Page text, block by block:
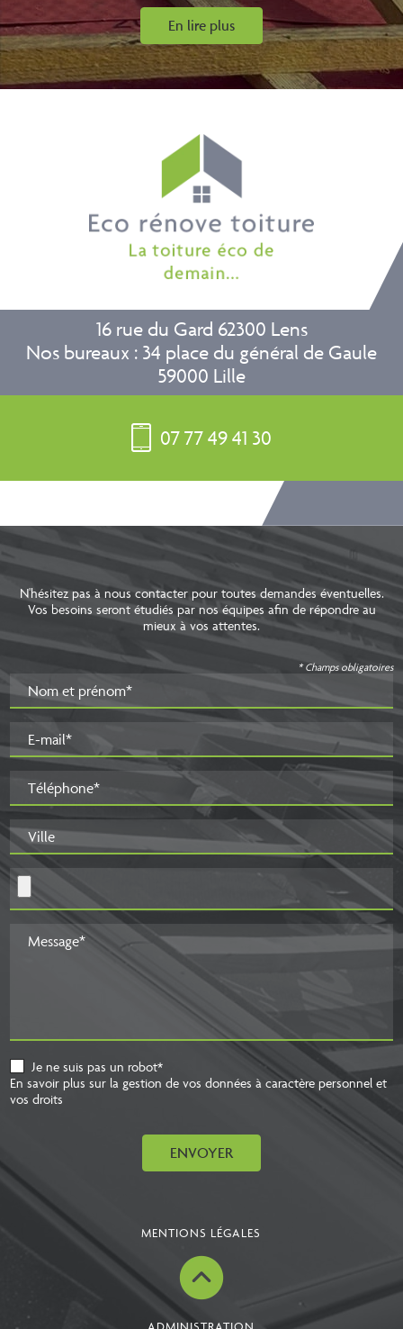
En lire plus
16 rue du Gard 62300 Lens
Nos bureaux : 34 place du général de Gaule
59000 Lille
07 77 49 41 30
N'hésitez pas à nous contacter pour toutes demandes éventuelles.
Vos besoins seront étudiés par nos équipes afin de répondre au
mieux à vos attentes.
* Champs obligatoires
Nom et prénom*
E-mail*
Téléphone*
Ville
Message*
Je ne suis pas un robot*
En savoir plus sur la gestion de vos données à caractère personnel et
vos droits
ENVOYER
MENTIONS LÉGALES
ADMINISTRATION